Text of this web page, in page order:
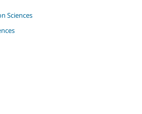
Sciences